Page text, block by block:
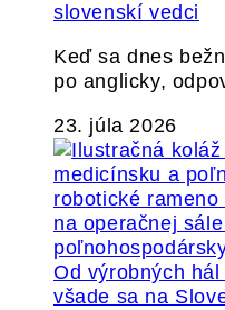
slovenskí vedci
Keď sa dnes
po anglicky,
23. júla 2026
Od výrobných
všade sa na